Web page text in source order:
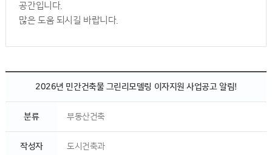
공간입니다.
많은 도움 되시길 바랍니다.
2026년 민간건축물 그린리모델링 이자지원 사업공고 알림!
분류 부동산건축
작성자 도시건축과